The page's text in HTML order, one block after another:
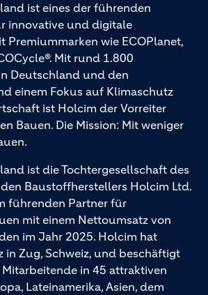
ist eines der führenden
innovative und digitale
Premiummarken wie ECOPlanet,
Mit rund 1.800
Deutschland und den
einem Fokus auf Klimaschutz
ist Holcim der Vorreiter
Bauen. Die Mission: Mit weniger
ist die Tochtergesellschaft des
Baustoffherstellers Holcim Ltd.
führenden Partner für
mit einem Nettoumsatz von
im Jahr 2025. Holcim hat
in Zug, Schweiz, und beschäftigt
in 45 attraktiven
Lateinamerika, Asien, dem